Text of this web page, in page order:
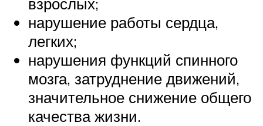
нарушение работы сердца,
легких;
нарушения функций спинного
мозга, затруднение движений,
значительное снижение общего
качества жизни.